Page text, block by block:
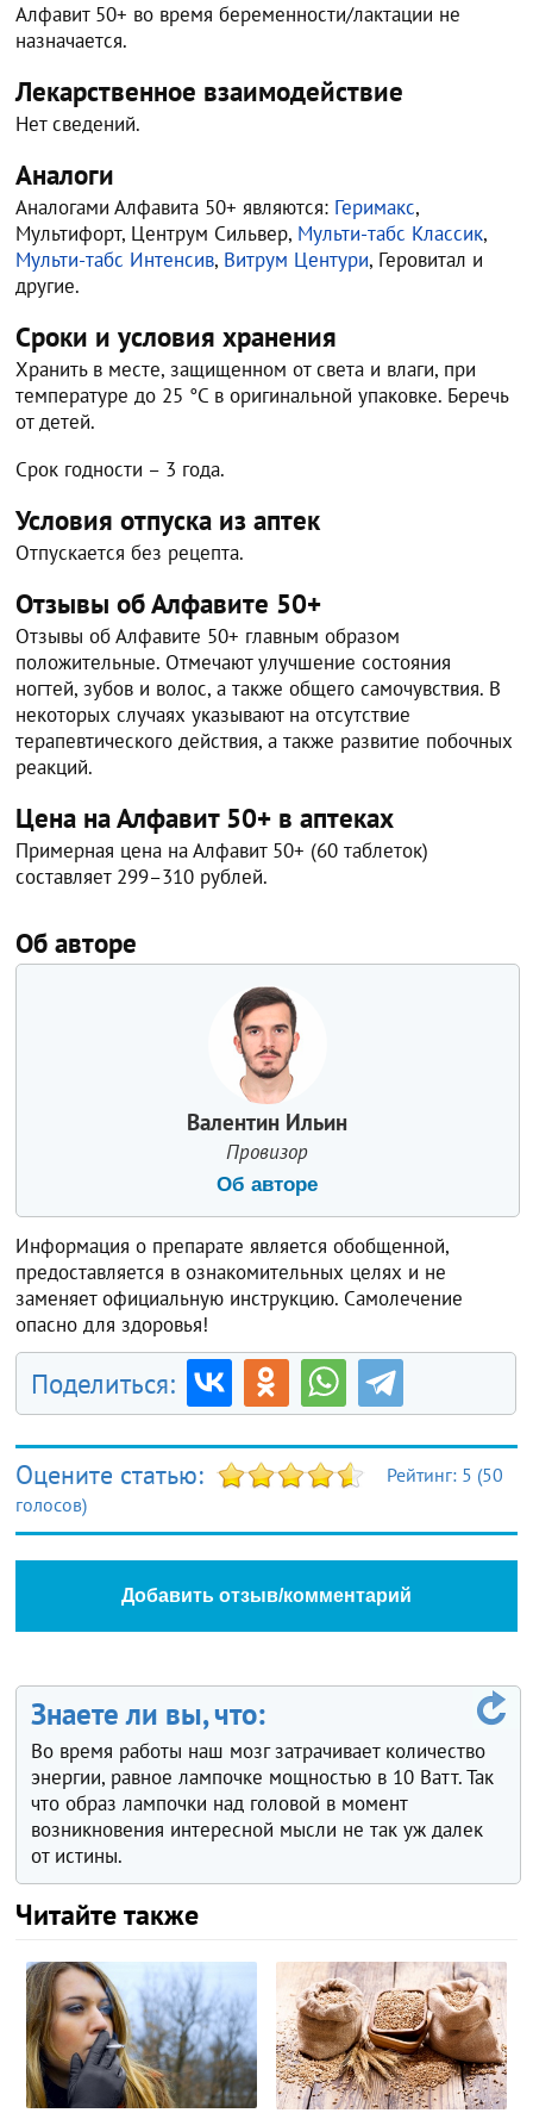
Алфавит 50+ во время беременности/лактации не
назначается.
Лекарственное взаимодействие
Нет сведений.
Аналоги
Аналогами Алфавита 50+ являются: Геримакс,
Мультифорт, Центрум Сильвер, Мульти-табс Классик,
Мульти-табс Интенсив, Витрум Центури, Геровитал и
другие.
Сроки и условия хранения
Хранить в месте, защищенном от света и влаги, при
температуре до 25 °C в оригинальной упаковке. Беречь
от детей.
Срок годности – 3 года.
Условия отпуска из аптек
Отпускается без рецепта.
Отзывы об Алфавите 50+
Отзывы об Алфавите 50+ главным образом
положительные. Отмечают улучшение состояния
ногтей, зубов и волос, а также общего самочувствия. В
некоторых случаях указывают на отсутствие
терапевтического действия, а также развитие побочных
реакций.
Цена на Алфавит 50+ в аптеках
Примерная цена на Алфавит 50+ (60 таблеток)
составляет 299–310 рублей.
Об авторе
Валентин Ильин
Провизор
Об авторе
Информация о препарате является обобщенной,
предоставляется в ознакомительных целях и не
заменяет официальную инструкцию. Самолечение
опасно для здоровья!
Поделиться:
Оцените статью: Рейтинг: 5 (50
голосов)
Добавить отзыв/комментарий
Знаете ли вы, что:
Во время работы наш мозг затрачивает количество
энергии, равное лампочке мощностью в 10 Ватт. Так
что образ лампочки над головой в момент
возникновения интересной мысли не так уж далек
от истины.
Читайте также